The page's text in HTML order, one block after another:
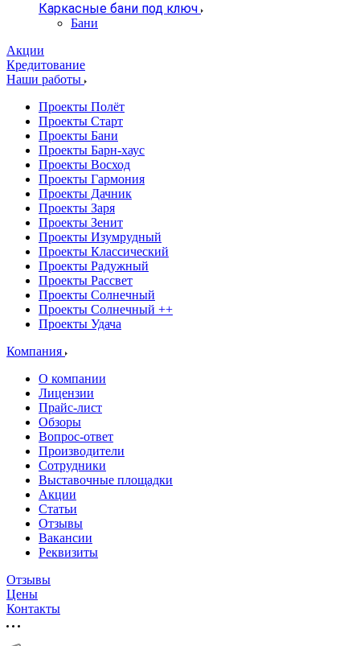
Каркасные бани под ключ
Бани
Акции
Кредитование
Наши работы
Проекты Полёт
Проекты Старт
Проекты Бани
Проекты Барн-хаус
Проекты Восход
Проекты Гармония
Проекты Дачник
Проекты Заря
Проекты Зенит
Проекты Изумрудный
Проекты Классический
Проекты Радужный
Проекты Рассвет
Проекты Солнечный
Проекты Солнечный ++
Проекты Удача
Компания
О компании
Лицензии
Прайс-лист
Обзоры
Вопрос-ответ
Производители
Сотрудники
Выставочные площадки
Акции
Статьи
Отзывы
Вакансии
Реквизиты
Отзывы
Цены
Контакты